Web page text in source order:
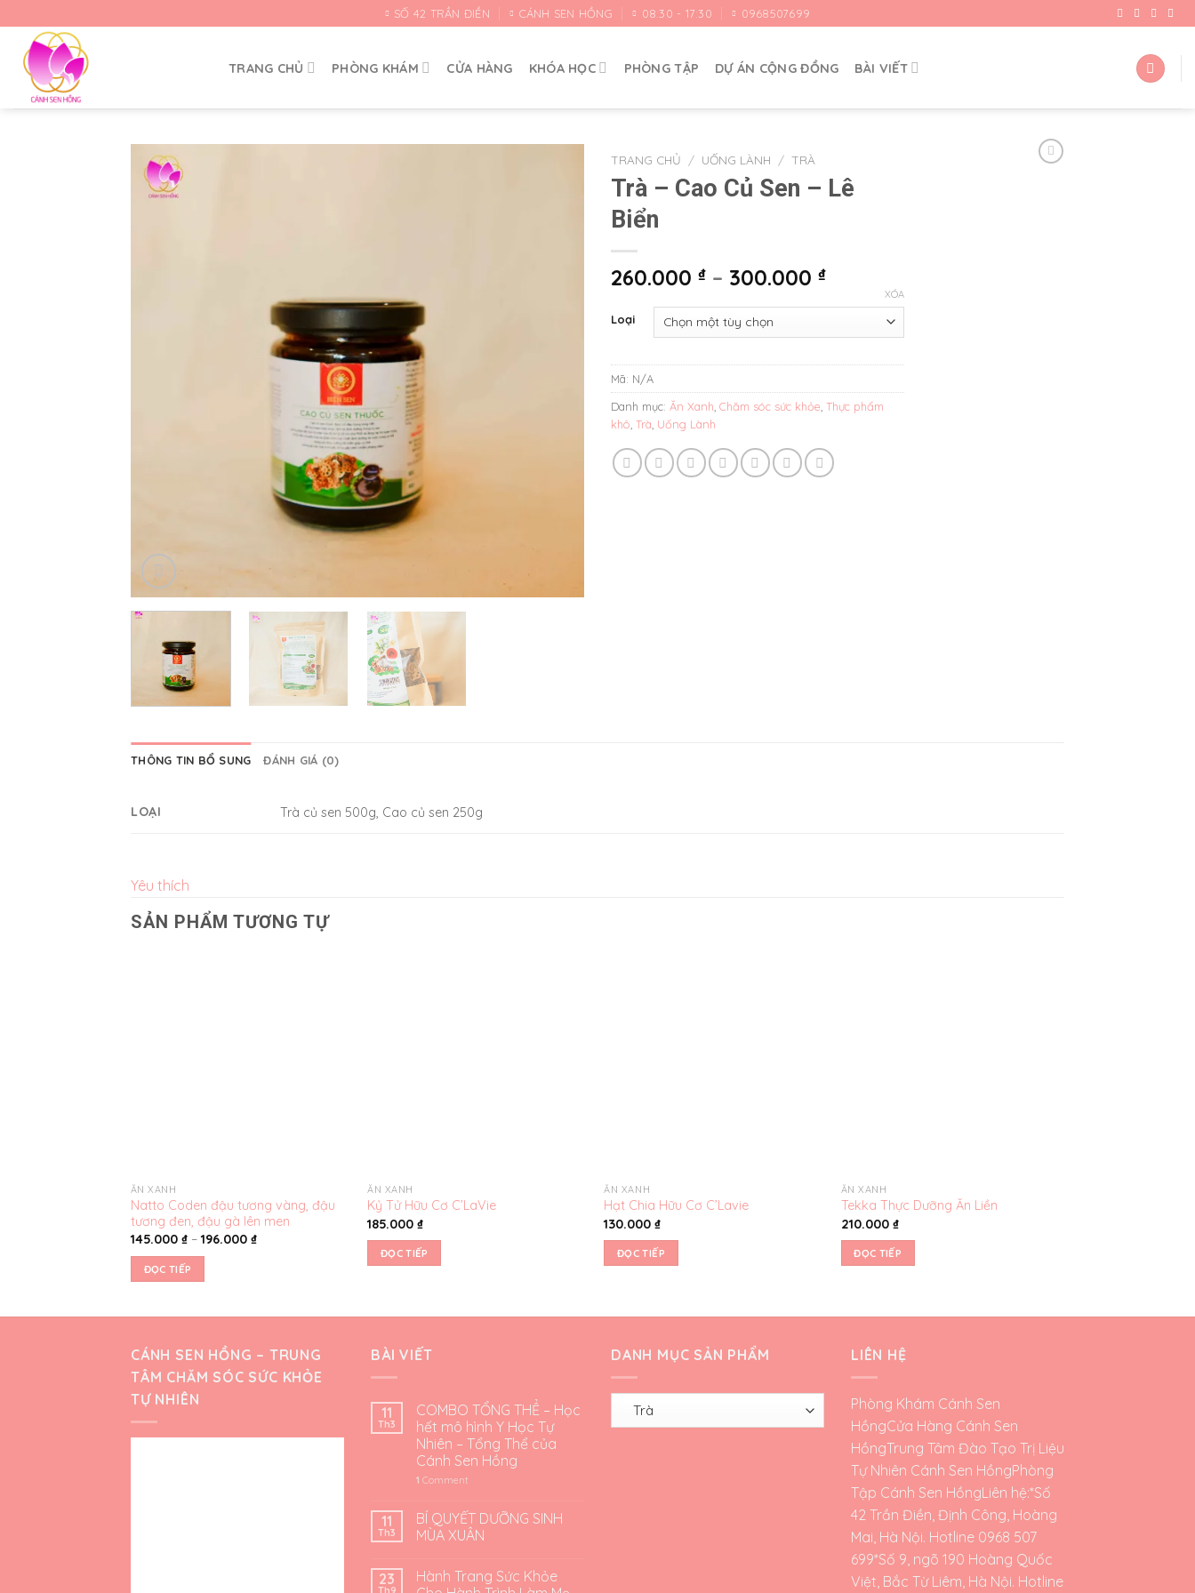
to
content
SỐ 42 TRẦN ĐIỀN CÁNH SEN HỒNG 08:30 - 17:30 0968507699
TRANG CHỦ PHÒNG KHÁM CỬA HÀNG KHÓA HỌC PHÒNG TẬP DỰ ÁN CỘNG ĐỒNG BÀI VIẾT
TRANG CHỦ / UỐNG LÀNH / TRÀ
Trà – Cao Củ Sen – Lê
Biển
260.000 ₫ – 300.000 ₫
Loại
XÓA
Mã: N/A
Danh mục: Ăn Xanh Chăm sóc sức khỏe Thực phẩm
khô Trà Uống Lành
THÔNG TIN BỔ SUNG ĐÁNH GIÁ (0)
LOẠI Trà củ sen 500g, Cao củ sen 250g
Yêu thích
SẢN PHẨM TƯƠNG TỰ
ĂN XANH
Natto Coden đậu tương vàng, đậu
tương đen, đậu gà lên men
145.000 ₫–196.000 ₫
ĐỌC TIẾP
ĂN XANH
Kỷ Tử Hữu Cơ C’LaVie
185.000₫
ĐỌC TIẾP
ĂN XANH
Hạt Chia Hữu Cơ C’Lavie
130.000₫
ĐỌC TIẾP
ĂN XANH
Tekka Thực Dưỡng Ăn Liền
210.000 ₫
ĐỌC TIẾP
CÁNH SEN HỒNG – TRUNG
TÂM CHĂM SÓC SỨC KHỎE
TỰ NHIÊN
BÀI VIẾT
11
Th3
COMBO TỔNG THỂ – Học
hết mô hình Y Học Tự
Nhiên – Tổng Thể của
Cánh Sen Hồng
1 Comment
11
Th3
BÍ QUYẾT DƯỠNG SINH
MÙA XUÂN
23
Th9
Hành Trang Sức Khỏe
DANH MỤC SẢN PHẨM LIÊN HỆ
Phòng Khám Cánh Sen
HồngCửa Hàng Cánh Sen
HồngTrung Tâm Đào Tạo Trị Liệu
Tự Nhiên Cánh Sen HồngPhòng
Tập Cánh Sen HồngLiên hệ:*Số
42 Trần Điền, Định Công, Hoàng
Mai, Hà Nội. Hotline 0968 507
699*Số 9, ngõ 190 Hoàng Quốc
Việt, Bắc Từ Liêm, Hà Nội. Hotline